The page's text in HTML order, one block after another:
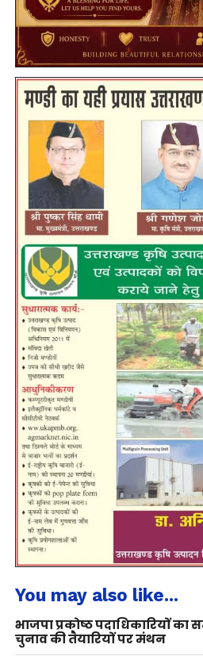
You may also like...
भाजपा प्रकोष्ठ पदाधिकारियों का
चुनाव की तैयारियों पर मंथन